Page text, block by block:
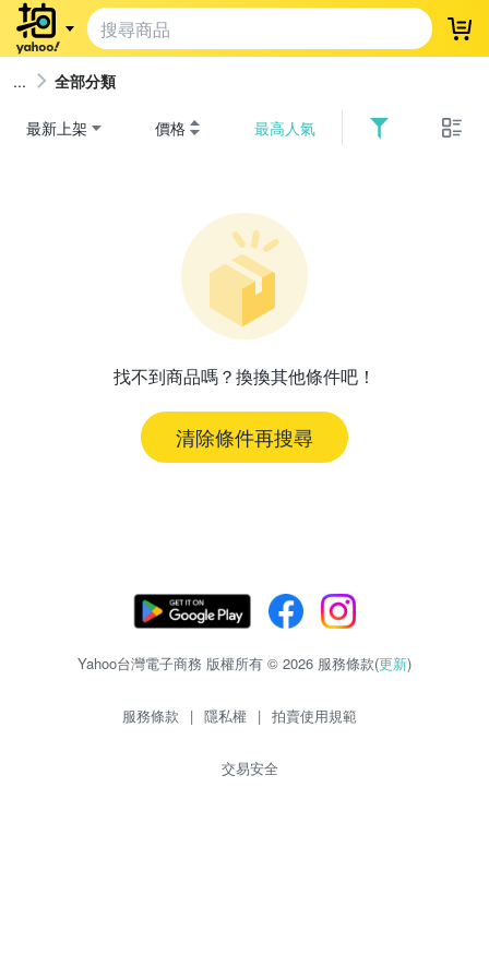
登
全部分類
最新上架 價格 最高人氣
找不到商品嗎？換換其他條件吧！
清除條件再搜尋
Yahoo台灣電子商務 版權所有 © 2026 服務條款(更新)
服務條款 | 隱私權 | 拍賣使用規範
交易安全